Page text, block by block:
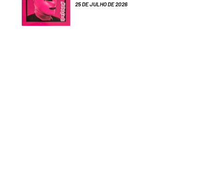
25 DE JULHO DE 2026